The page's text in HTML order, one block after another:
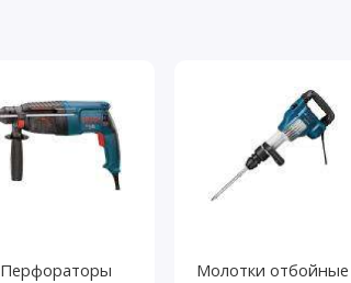
Перфораторы Молотки отбойные